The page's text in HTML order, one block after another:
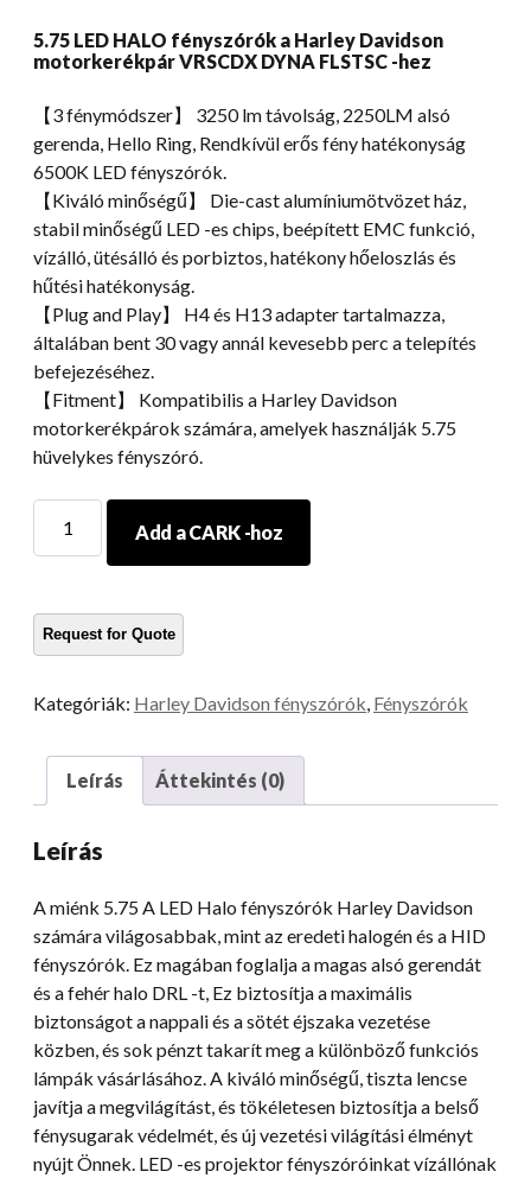
5.75 LED HALO fényszórók a Harley Davidson
motorkerékpár VRSCDX DYNA FLSTSC -hez
【3 fénymódszer】 3250 lm távolság, 2250LM alsó
gerenda, Hello Ring, Rendkívül erős fény hatékonyság
6500K LED fényszórók.
【Kiváló minőségű】 Die-cast alumíniumötvözet ház,
stabil minőségű LED -es chips, beépített EMC funkció,
vízálló, ütésálló és porbiztos, hatékony hőeloszlás és
hűtési hatékonyság.
【Plug and Play】 H4 és H13 adapter tartalmazza,
általában bent 30 vagy annál kevesebb perc a telepítés
befejezéséhez.
【Fitment】 Kompatibilis a Harley Davidson
motorkerékpárok számára, amelyek használják 5.75
hüvelykes fényszóró.
LED
Harley
motorkerékpár
DYNA
hez
Add a CARK -hoz
Kategóriák: Harley Davidson fényszórók Fényszórók
Leírás Áttekintés (0)
Leírás
A miénk 5.75 A LED Halo fényszórók Harley Davidson
számára világosabbak, mint az eredeti halogén és a HID
fényszórók. Ez magában foglalja a magas alsó gerendát
és a fehér halo DRL -t, Ez biztosítja a maximális
biztonságot a nappali és a sötét éjszaka vezetése
közben, és sok pénzt takarít meg a különböző funkciós
lámpák vásárlásához. A kiváló minőségű, tiszta lencse
javítja a megvilágítást, és tökéletesen biztosítja a belső
fénysugarak védelmét, és új vezetési világítási élményt
nyújt Önnek. LED -es projektor fényszóróinkat vízállónak